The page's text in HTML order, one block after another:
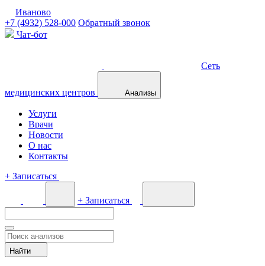
Иваново
+7 (4932) 528-000 Обратный звонок
Чат-бот
Сеть
медицинских центров Анализы
Услуги
Врачи
Новости
О нас
Контакты
+ Записаться
+ Записаться
Найти